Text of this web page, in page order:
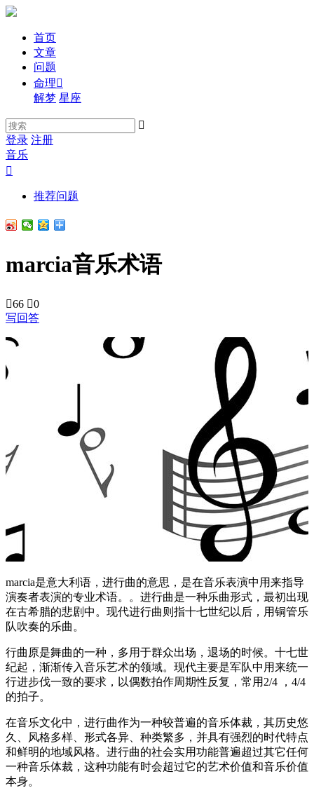
首页
文章
问题
命理
解梦 星座

登录 注册
音乐

推荐问题
marcia音乐术语
66 0
写回答
marcia是意大利语，进行曲的意思，是在音乐表演中用来指导
演奏者表演的专业术语。。进行曲是一种乐曲形式，最初出现
在古希腊的悲剧中。现代进行曲则指十七世纪以后，用铜管乐
队吹奏的乐曲。
行曲原是舞曲的一种，多用于群众出场，退场的时候。十七世
纪起，渐渐传入音乐艺术的领域。现代主要是军队中用来统一
行进步伐一致的要求，以偶数拍作周期性反复，常用2/4 ，4/4
的拍子。
在音乐文化中，进行曲作为一种较普遍的音乐体裁，其历史悠
久、风格多样、形式各异、种类繁多，并具有强烈的时代特点
和鲜明的地域风格。进行曲的社会实用功能普遍超过其它任何
一种音乐体裁，这种功能有时会超过它的艺术价值和音乐价值
本身。